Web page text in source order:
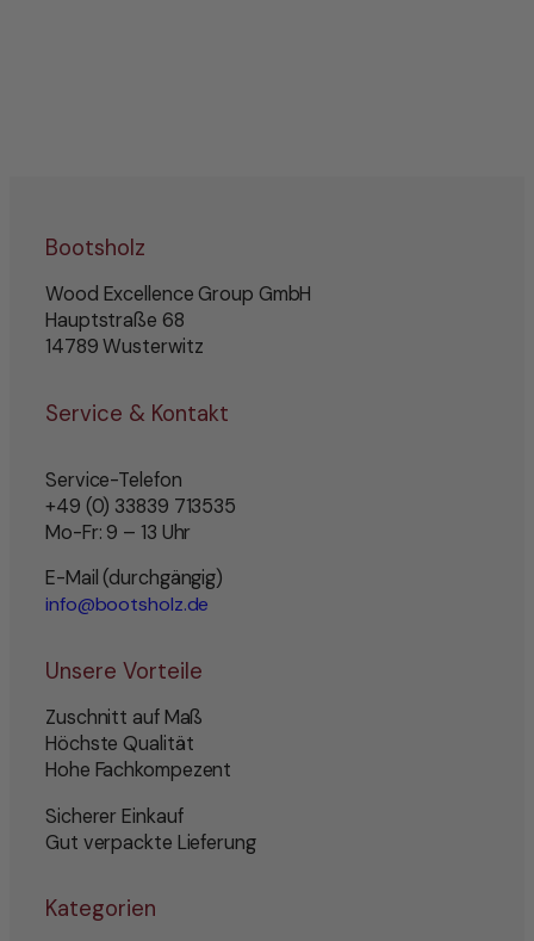
Bootsholz
Wood Excellence Group GmbH
Hauptstraße 68
14789 Wusterwitz
Service & Kontakt
Service-Telefon
+49 (0) 33839 713535
Mo-Fr: 9 – 13 Uhr
E-Mail (durchgängig)
info@bootsholz.de
Unsere Vorteile
Zuschnitt auf Maß
Höchste Qualität
Hohe Fachkompezent
Sicherer Einkauf
Gut verpackte Lieferung
Kategorien